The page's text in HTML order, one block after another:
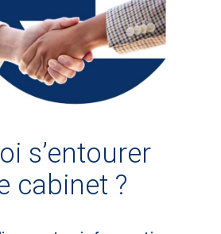
s’entourer
cabinet ?